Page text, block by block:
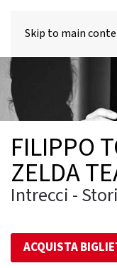
Skip to main
FILIPPO
ZELDA
Intrecci -
ACQUISTA